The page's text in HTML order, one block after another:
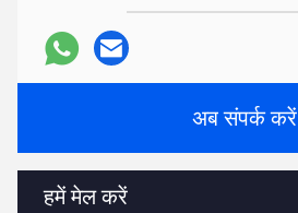
अब संपर्क करें
हमें मेल करें